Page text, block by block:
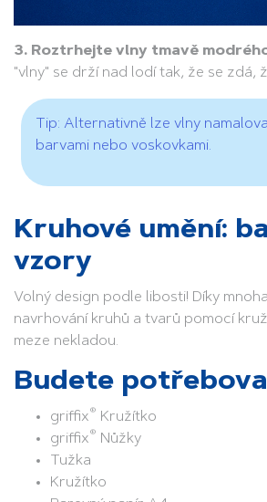
3. Roztrhejte vlny tmavě
"vlny" se drží nad lodí tak, že se zdá,
Tip: Alternativně lze vlny
barvami nebo voskovkami.
Kruhové umění:
vzory
Volný design podle libosti! Díky
navrhování kruhů a tvarů pomocí
meze nekladou.
Budete
griffix® Kružítko
griffix® Nůžky
Tužka
Kružítko